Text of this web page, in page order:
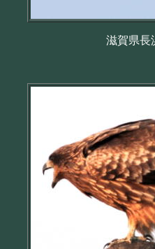
滋賀県長